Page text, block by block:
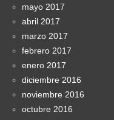
mayo 2017
abril 2017
marzo 2017
febrero 2017
enero 2017
diciembre 2016
noviembre 2016
octubre 2016